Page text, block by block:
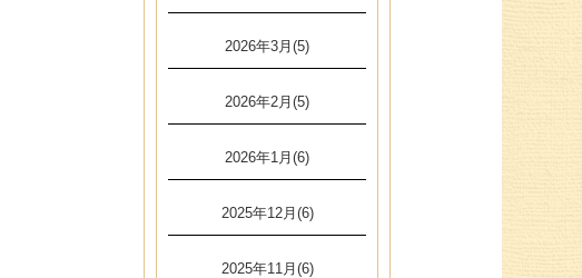
2026年3月(5)
2026年2月(5)
2026年1月(6)
2025年12月(6)
2025年11月(6)